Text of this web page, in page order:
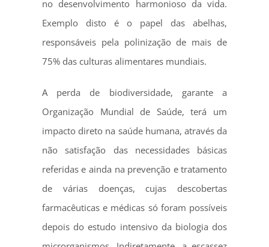
no desenvolvimento harmonioso da vida.
Exemplo disto é o papel das abelhas,
responsáveis pela polinização de mais de
75% das culturas alimentares mundiais.
A perda de biodiversidade, garante a
Organização Mundial de Saúde, terá um
impacto direto na saúde humana, através da
não satisfação das necessidades básicas
referidas e ainda na prevenção e tratamento
de várias doenças, cujas descobertas
farmacêuticas e médicas só foram possíveis
depois do estudo intensivo da biologia dos